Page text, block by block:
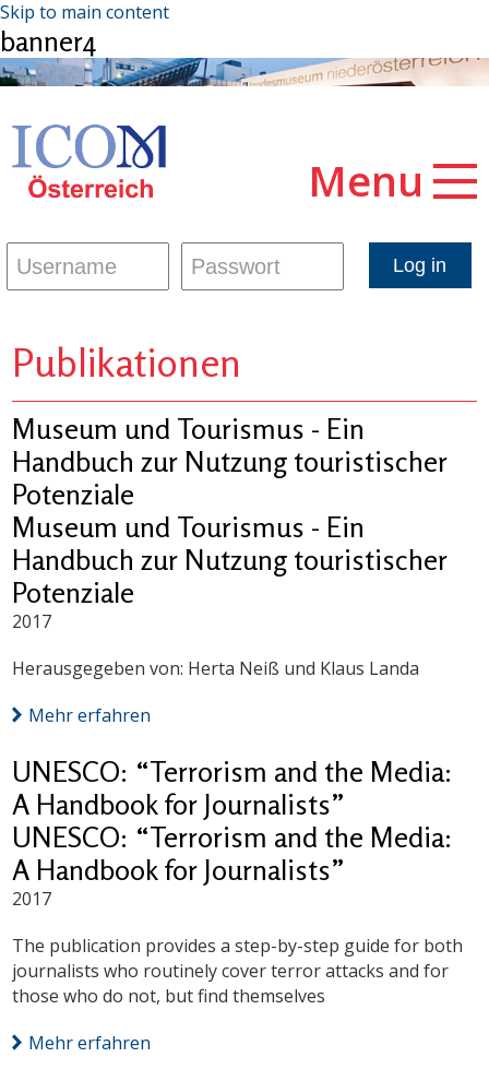
Skip to main content
banner4
Menu
Publikationen
Museum und Tourismus - Ein
Handbuch zur Nutzung touristischer
Potenziale
Museum und Tourismus - Ein
Handbuch zur Nutzung touristischer
Potenziale
2017
Herausgegeben von: Herta Neiß und Klaus Landa
Mehr erfahren
UNESCO: “Terrorism and the Media:
A Handbook for Journalists”
UNESCO: “Terrorism and the Media:
A Handbook for Journalists”
2017
The publication provides a step-by-step guide for both
journalists who routinely cover terror attacks and for
those who do not, but find themselves
Mehr erfahren